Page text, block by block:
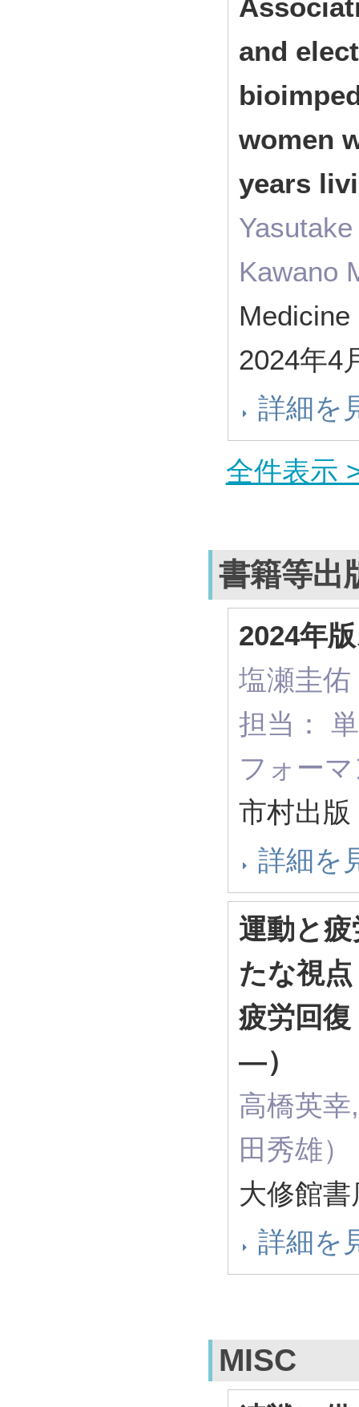
and
women
years
Kawano
2024年4
詳細を
全件表示
書籍等出
2024年
塩瀬圭
担当：
フォー
市村出
詳細を
運動と
たな視
疲労回
―）
高橋英
田秀雄
大修館
詳細を
MISC